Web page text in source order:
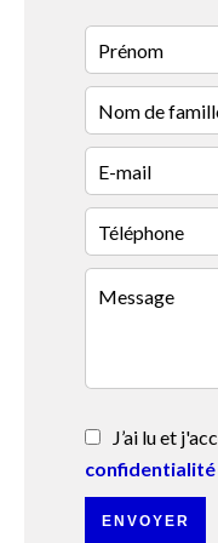
J’ai lu et
confidentialité
ENVOYER